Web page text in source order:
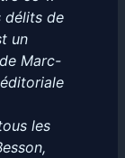
délits de
un
Marc-
les